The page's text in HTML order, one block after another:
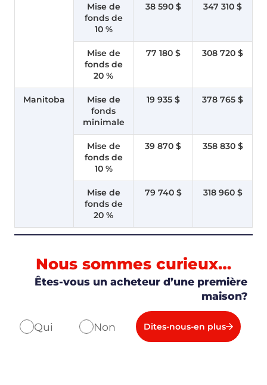
Mise de
fonds de
10 %
38 590 $ 347 310 $
Mise de
fonds de
20 %
77 180 $ 308 720 $
Manitoba
Mise de
fonds
minimale
19 935 $ 378 765 $
Mise de
fonds de
10 %
39 870 $ 358 830 $
Mise de
fonds de
20 %
79 740 $ 318 960 $
Nous sommes curieux…
Êtes-vous un acheteur d’une première
maison?
Qui Non Dites-nous-en plus